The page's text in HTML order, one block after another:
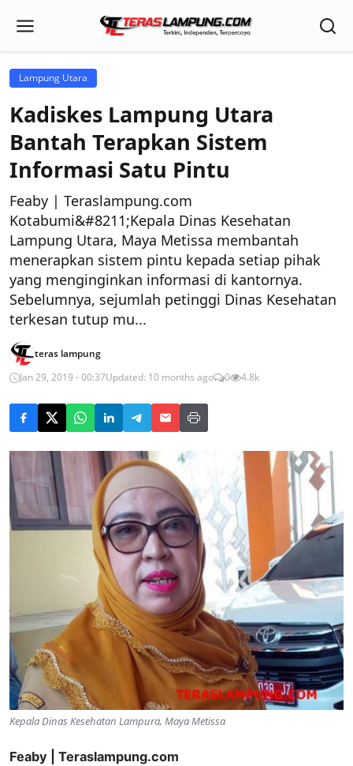
Lampung Utara
Kadiskes Lampung Utara
Bantah Terapkan Sistem
Informasi Satu Pintu
Feaby | Teraslampung.com
Kotabumi&#8211;Kepala Dinas Kesehatan
Lampung Utara, Maya Metissa membantah
menerapkan sistem pintu kepada setiap pihak
yang menginginkan informasi di kantornya.
Sebelumnya, sejumlah petinggi Dinas Kesehatan
terkesan tutup mu...
teras lampung
Jan 29, 2019 - 00:37Updated: 10 months ago 0 4.8k
Kepala Dinas Kesehatan Lampura, Maya Metissa
Feaby | Teraslampung.com